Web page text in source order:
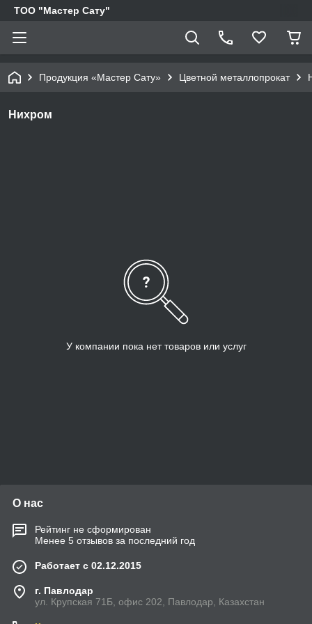
ТОО "Мастер Сату"
Продукция «Мастер Сату» Цветной металлопрокат
Нихром
У компании пока нет товаров или услуг
О нас
Рейтинг не сформирован
Менее 5 отзывов за последний год
Работает с 02.12.2015
г. Павлодар
ул. Крупская 71Б, офис 202, Павлодар, Казахстан